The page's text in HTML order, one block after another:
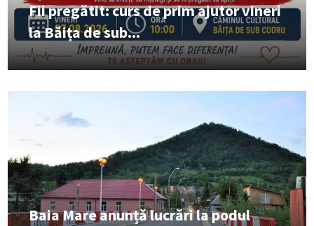
Fii pregătit: curs de prim ajutor vineri
la Băița de sub...
Baia Mare anunță lucrări la podul